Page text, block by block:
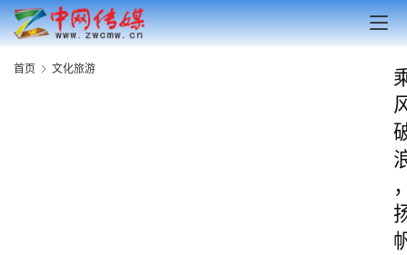
首页 文化旅游